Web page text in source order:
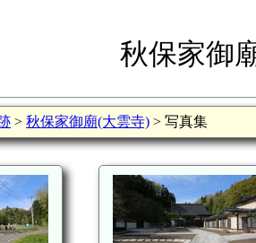
秋保家御
> 秋保家御廟(大雲寺) > 写真集